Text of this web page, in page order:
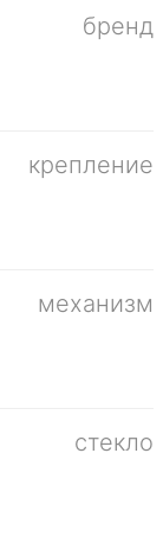
бренд
крепление
механизм
стекло